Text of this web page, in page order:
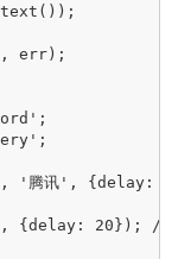
err);
'腾讯', {delay:
{delay: 20});